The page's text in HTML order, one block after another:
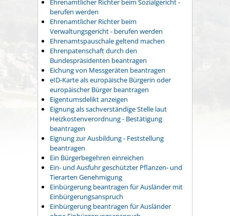
Ehrenamtlicher Richter beim Sozialgericht -
berufen werden
Ehrenamtlicher Richter beim
Verwaltungsgericht - berufen werden
Ehrenamtspauschale geltend machen
Ehrenpatenschaft durch den
Bundespräsidenten beantragen
Eichung von Messgeräten beantragen
eID-Karte als europäische Bürgerin oder
europäischer Bürger beantragen
Eigentumsdelikt anzeigen
Eignung als sachverständige Stelle laut
Heizkostenverordnung - Bestätigung
beantragen
Eignung zur Ausbildung - Feststellung
beantragen
Ein Bürgerbegehren einreichen
Ein- und Ausfuhr geschützter Pflanzen- und
Tierarten Genehmigung
Einbürgerung beantragen für Ausländer mit
Einbürgerungsanspruch
Einbürgerung beantragen für Ausländer